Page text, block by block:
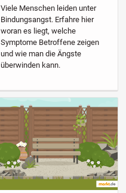
Viele Menschen leiden unter
Bindungsangst. Erfahre hier
woran es liegt, welche
Symptome Betroffene zeigen
und wie man die Ängste
überwinden kann.